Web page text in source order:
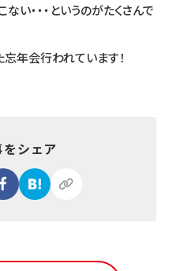
い・・・というのがたくさんで
年会行われています！
シェア